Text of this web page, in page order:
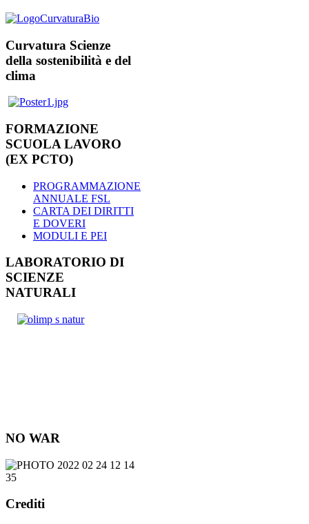
Curvatura Scienze
della sostenibilità e del
clima
FORMAZIONE
SCUOLA LAVORO
(EX PCTO)
PROGRAMMAZIONE
ANNUALE FSL
CARTA DEI DIRITTI
E DOVERI
MODULI E PEI
LABORATORIO DI
SCIENZE
NATURALI
NO WAR
Crediti